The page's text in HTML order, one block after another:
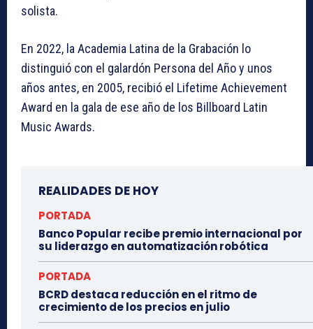
solista.
En 2022, la Academia Latina de la Grabación lo
distinguió con el galardón Persona del Año y unos
años antes, en 2005, recibió el Lifetime Achievement
Award en la gala de ese año de los Billboard Latin
Music Awards.
REALIDADES DE HOY
PORTADA
Banco Popular recibe premio internacional por
su liderazgo en automatización robótica
PORTADA
BCRD destaca reducción en el ritmo de
crecimiento de los precios en julio